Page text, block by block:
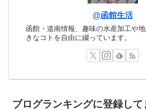
@函館生活
函館・道南情報、趣味の水産加工や
きなコトを自由に綴っています。
ブログランキングに登録し